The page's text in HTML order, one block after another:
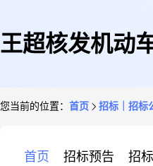
王超核发机动
您当前的位置： 首页 招标｜招标
首页 招标预告 招